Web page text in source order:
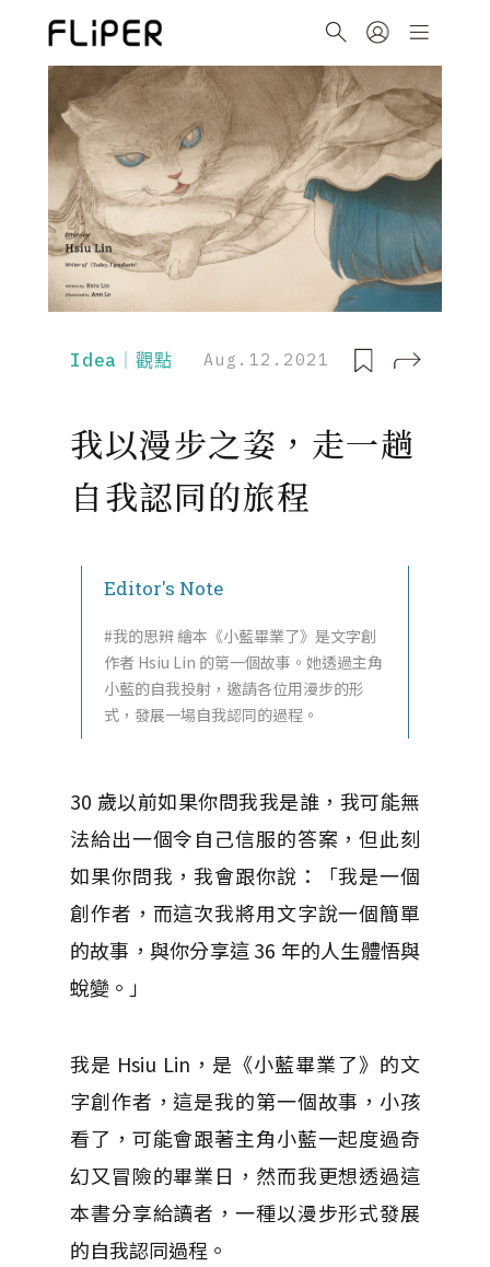
Idea｜觀點 Aug.12.2021
我以漫步之姿，走一趟
自我認同的旅程
Editor's Note
#我的思辨 繪本《小藍畢業了》是文字創
作者 Hsiu Lin 的第一個故事。她透過主角
小藍的自我投射，邀請各位用漫步的形
式，發展一場自我認同的過程。
30 歲以前如果你問我我是誰，我可能無
法給出一個令自己信服的答案，但此刻
如果你問我，我會跟你說：「我是一個
創作者，而這次我將用文字說一個簡單
的故事，與你分享這 36 年的人生體悟與
蛻變。」
我是 Hsiu Lin，是《小藍畢業了》的文
字創作者，這是我的第一個故事，小孩
看了，可能會跟著主角小藍一起度過奇
幻又冒險的畢業日，然而我更想透過這
本書分享給讀者，一種以漫步形式發展
的自我認同過程。